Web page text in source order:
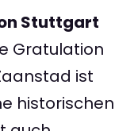
Stuttgart
Gratulation
ist
historischen